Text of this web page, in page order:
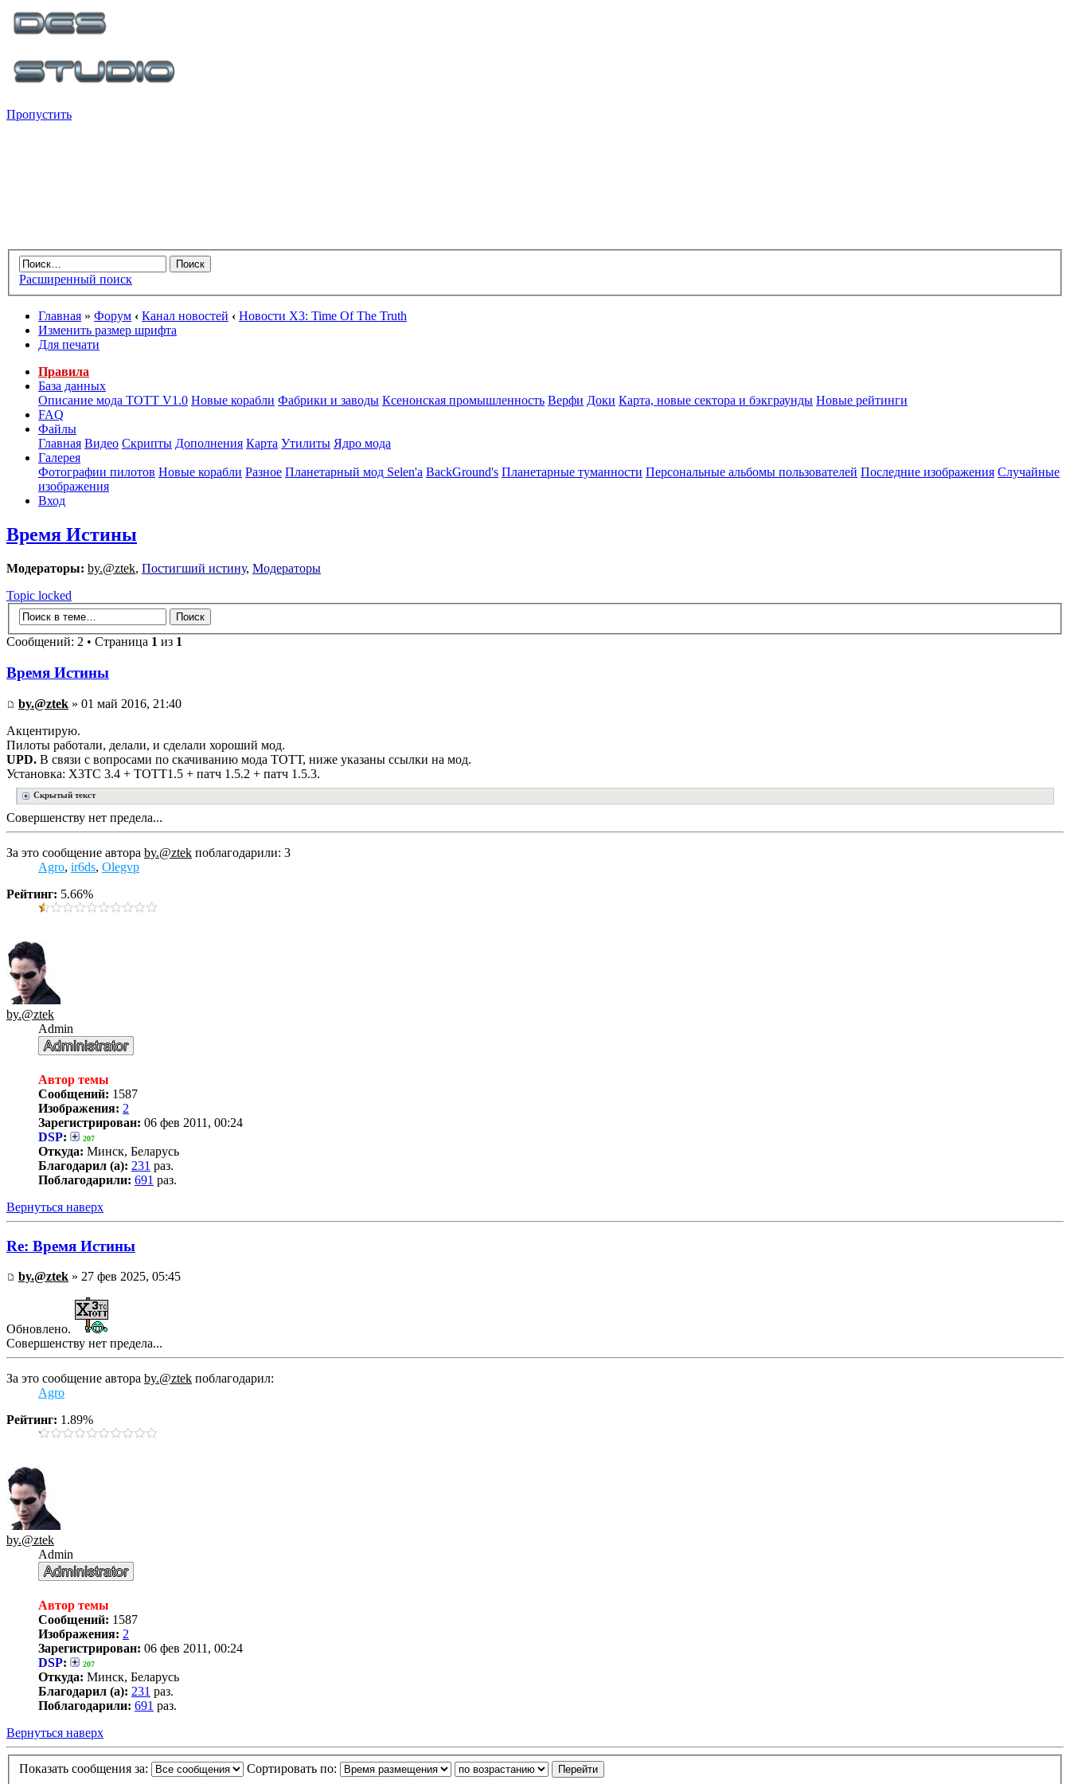
Пропустить
Расширенный поиск
Главная » Форум ‹ Канал новостей ‹ Новости X3: Time Of The Truth
Изменить размер шрифта
Для печати
Правила
База данных
Описание мода ТОТТ V1.0 Новые корабли Фабрики и заводы Ксенонская промышленность Верфи Доки Карта, новые сектора и бэкграунды Новые рейтинги
FAQ
Файлы
Главная Видео Скрипты Дополнения Карта Утилиты Ядро мода
Галерея
Фотографии пилотов Новые корабли Разное Планетарный мод Selen'a BackGround's Планетарные туманности Персональные альбомы пользователей Последние изображения Случайные
изображения
Вход
Время Истины
Модераторы: by.@ztek, Постигший истину, Модераторы
Topic locked
Сообщений: 2 • Страница 1 из 1
Время Истины
by.@ztek » 01 май 2016, 21:40
Акцентирую.
Пилоты работали, делали, и сделали хороший мод.
UPD. В связи с вопросами по скачиванию мода ТОТТ, ниже указаны ссылки на мод.
Установка: Х3ТС 3.4 + ТОТТ1.5 + патч 1.5.2 + патч 1.5.3.
Скрытый текст
Совершенству нет предела...
За это сообщение автора by.@ztek поблагодарили: 3
Agro, ir6ds, Olegvp
Рейтинг: 5.66%
by.@ztek
Admin
Автор темы
Сообщений: 1587
Изображения: 2
Зарегистрирован: 06 фев 2011, 00:24
DSP: 207
Откуда: Минск, Беларусь
Благодарил (а): 231 раз.
Поблагодарили: 691 раз.
Вернуться наверх
Re: Время Истины
by.@ztek » 27 фев 2025, 05:45
Обновлено.
Совершенству нет предела...
За это сообщение автора by.@ztek поблагодарил:
Agro
Рейтинг: 1.89%
by.@ztek
Admin
Автор темы
Сообщений: 1587
Изображения: 2
Зарегистрирован: 06 фев 2011, 00:24
DSP: 207
Откуда: Минск, Беларусь
Благодарил (а): 231 раз.
Поблагодарили: 691 раз.
Вернуться наверх
Показать сообщения за: Сортировать по: